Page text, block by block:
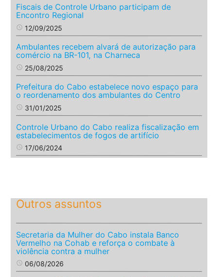
Fiscais de Controle Urbano participam de
Encontro Regional
access_time 12/09/2025
Ambulantes recebem alvará de autorização para
comércio na BR-101, na Charneca
access_time 25/08/2025
Prefeitura do Cabo estabelece novo espaço para
o reordenamento dos ambulantes do Centro
access_time 31/01/2025
Controle Urbano do Cabo realiza fiscalização em
estabelecimentos de fogos de artifício
access_time 17/06/2024
Outros assuntos
Secretaria da Mulher do Cabo instala Banco
Vermelho na Cohab e reforça o combate à
violência contra a mulher
access_time 06/08/2026